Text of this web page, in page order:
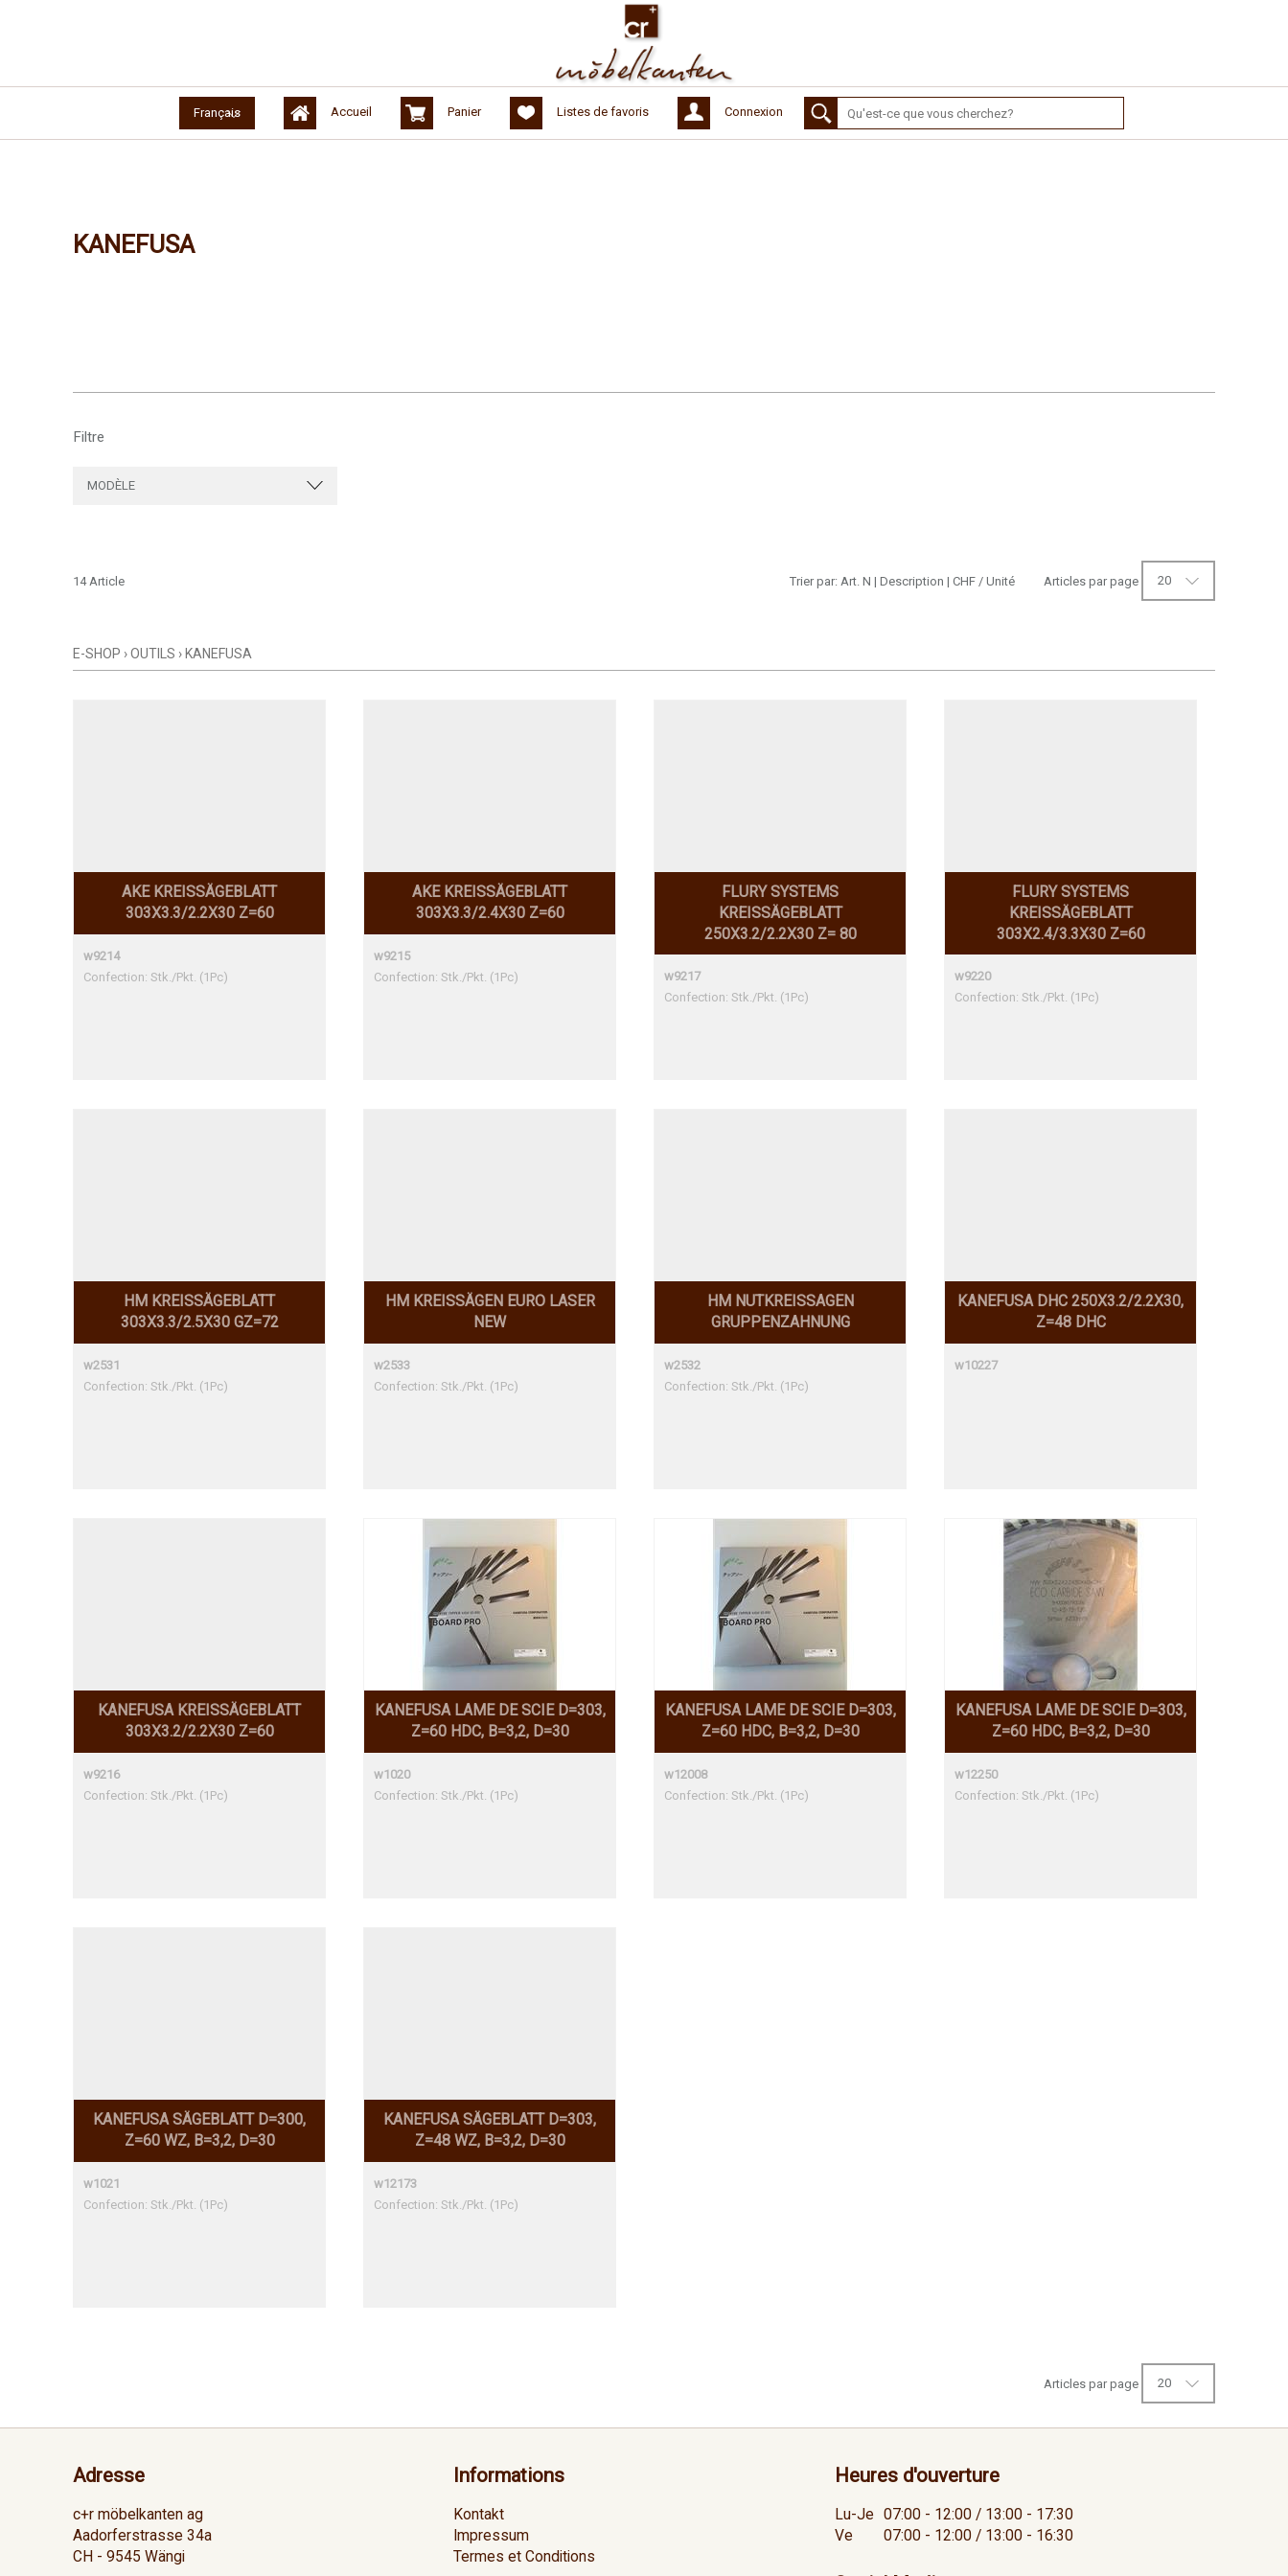
Français Accueil Panier Listes de favoris Connexion
KANEFUSA
Filtre
MODÈLE
Articles par page 20
Trier par: Art. N | Description | CHF / Unité
14 Article
E-SHOP ›OUTILS › KANEFUSA
AKE KREISSÄGEBLATT
303X3.3/2.2X30 Z=60
w9214
Confection: Stk./Pkt. (1Pc)
AKE KREISSÄGEBLATT
303X3.3/2.4X30 Z=60
w9215
Confection: Stk./Pkt. (1Pc)
FLURY SYSTEMS
KREISSÄGEBLATT
250X3.2/2.2X30 Z= 80
w9217
Confection: Stk./Pkt. (1Pc)
FLURY SYSTEMS
KREISSÄGEBLATT
303X2.4/3.3X30 Z=60
w9220
Confection: Stk./Pkt. (1Pc)
HM KREISSÄGEBLATT
303X3.3/2.5X30 GZ=72
w2531
Confection: Stk./Pkt. (1Pc)
HM KREISSÄGEN EURO LASER
NEW
w2533
Confection: Stk./Pkt. (1Pc)
HM NUTKREISSAGEN
GRUPPENZAHNUNG
w2532
Confection: Stk./Pkt. (1Pc)
KANEFUSA DHC 250X3.2/2.2X30,
Z=48 DHC
w10227
KANEFUSA KREISSÄGEBLATT
303X3.2/2.2X30 Z=60
w9216
Confection: Stk./Pkt. (1Pc)
KANEFUSA LAME DE SCIE D=303,
Z=60 HDC, B=3,2, D=30
w1020
Confection: Stk./Pkt. (1Pc)
KANEFUSA LAME DE SCIE D=303,
Z=60 HDC, B=3,2, D=30
w12008
Confection: Stk./Pkt. (1Pc)
KANEFUSA LAME DE SCIE D=303,
Z=60 HDC, B=3,2, D=30
w12250
Confection: Stk./Pkt. (1Pc)
KANEFUSA SÄGEBLATT D=300,
Z=60 WZ, B=3,2, D=30
w1021
Confection: Stk./Pkt. (1Pc)
KANEFUSA SÄGEBLATT D=303,
Z=48 WZ, B=3,2, D=30
w12173
Confection: Stk./Pkt. (1Pc)
Articles par page 20
Adresse
c+r möbelkanten ag
Aadorferstrasse 34a
CH - 9545 Wängi
Informations
Kontakt
Impressum
Termes et Conditions
Heures d'ouverture
Lu-Je
07:00 - 12:00 / 13:00 - 17:30
Ve
07:00 - 12:00 / 13:00 - 16:30